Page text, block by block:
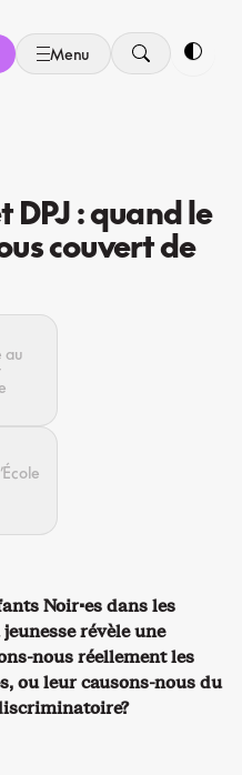
Menu
DPJ : quand le
couvert de
au
Noir·es dans les
révèle une
nous réellement les
ou leur causons-nous du